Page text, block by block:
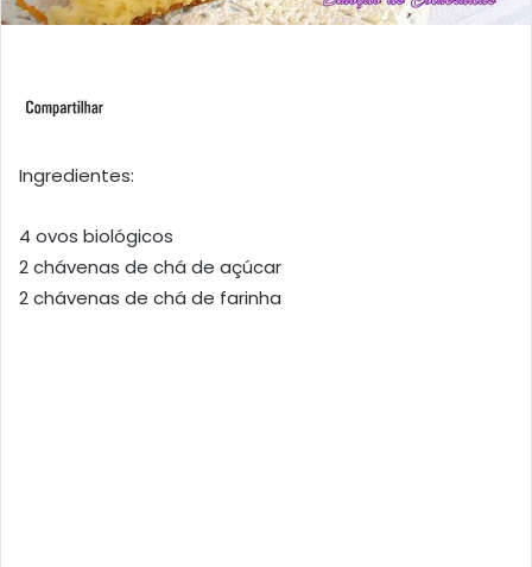
Ingredientes:
4 ovos biológicos
2 chávenas de chá de açúcar
2 chávenas de chá de farinha